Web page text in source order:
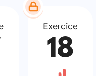
Exercice
18